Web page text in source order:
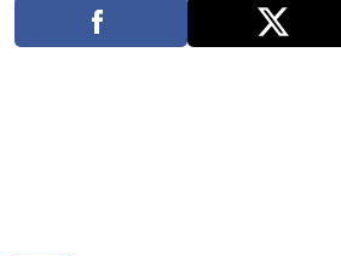
Destinations
Voyage nature
Voyage de noces